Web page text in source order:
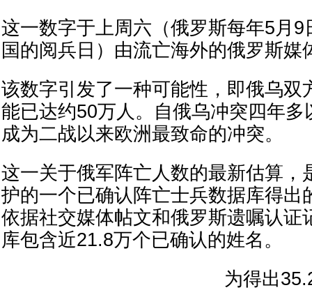
这一数字于上周六（俄罗斯每年5月9
国的阅兵日）由流亡海外的俄罗斯媒
该数字引发了一种可能性，即俄乌双
能已达约50万人。自俄乌冲突四年多
成为二战以来欧洲最致命的冲突。
这一关于俄军阵亡人数的最新估算，
护的一个已确认阵亡士兵数据库得出
依据社交媒体帖文和俄罗斯遗嘱认证
库包含近21.8万个已确认的姓名。
为得出